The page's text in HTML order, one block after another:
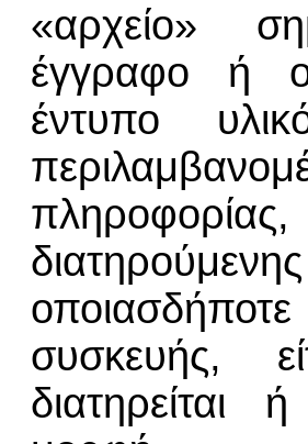
«αρχείο»
έγγραφο ή
έντυπο
συσκευής,
διατηρείται